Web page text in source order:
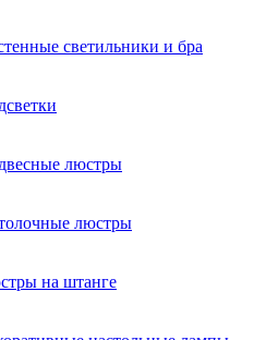
светильники и бра
люстры
люстры
на штанге